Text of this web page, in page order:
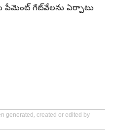
గేట్‌వేలను ఏర్పాటు
generated, created or edited by